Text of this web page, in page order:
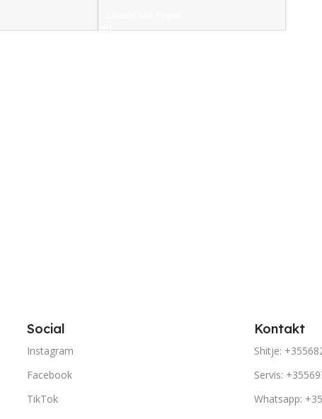
Social
Instagram
Facebook
TikTok
Kontakt
Shitje:
Servis:
Whatsapp: